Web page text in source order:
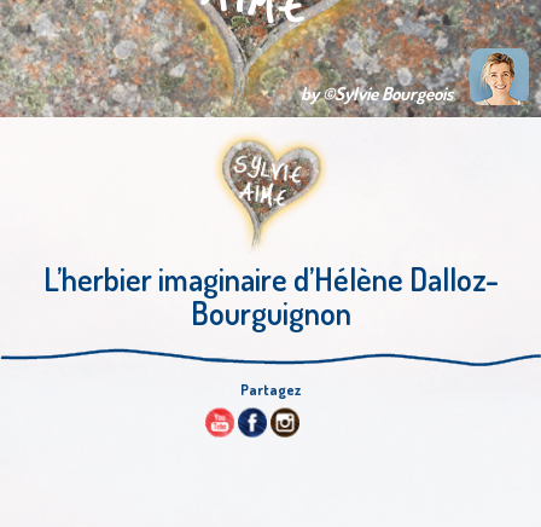
by ©Sylvie Bourgeois
L’herbier imaginaire d’Hélène Dalloz-
Bourguignon
Partagez